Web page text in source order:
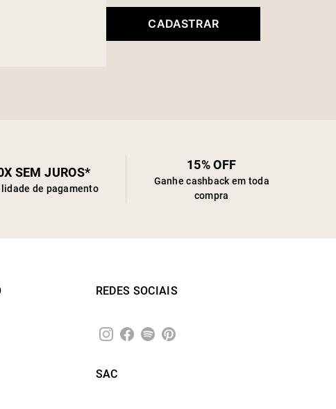
CADASTRAR
SEM JUROS*
de pagamento
15% OFF
Ganhe cashback em toda
compra
REDES SOCIAIS
SAC